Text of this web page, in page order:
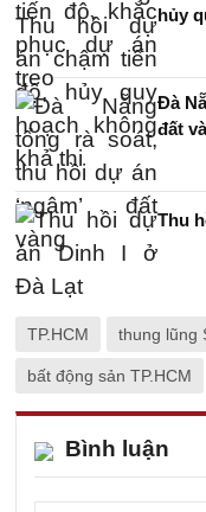
hủy
Đà
đất
Thu
TP.HCM thung lũng
bất động sản TP.HCM
Bình luận